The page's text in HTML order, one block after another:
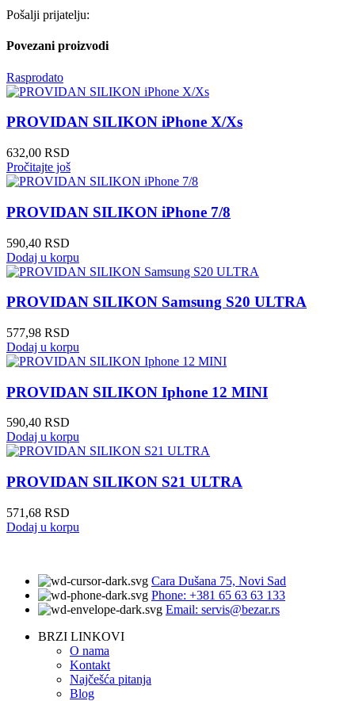
Pošalji prijatelju:
Povezani proizvodi
Rasprodato
PROVIDAN SILIKON iPhone X/Xs
632,00 RSD
Pročitajte još
PROVIDAN SILIKON iPhone 7/8
590,40 RSD
Dodaj u korpu
PROVIDAN SILIKON Samsung S20 ULTRA
577,98 RSD
Dodaj u korpu
PROVIDAN SILIKON Iphone 12 MINI
590,40 RSD
Dodaj u korpu
PROVIDAN SILIKON S21 ULTRA
571,68 RSD
Dodaj u korpu
Cara Dušana 75, Novi Sad
Phone: +381 65 63 63 133
Email: servis@bezar.rs
BRZI LINKOVI
O nama
Kontakt
Najčešća pitanja
Blog